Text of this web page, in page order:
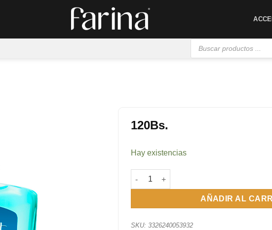
Búsqueda
120Bs.
Hay existencias
Coco Soleil EDP 50 ml cantidad
AÑADIR AL
SKU: 3326240053932